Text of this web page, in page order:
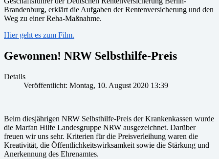
Brandenburg, erklärt die Aufgaben der Rentenversicherung und den
Weg zu einer Reha-Maßnahme.
Hier geht es zum Film.
Gewonnen! NRW Selbsthilfe-Preis
Details
Veröffentlicht: Montag, 10. August 2020 13:39
Beim diesjährigen NRW Selbsthilfe-Preis der Krankenkassen wurde
die Marfan Hilfe Landesgruppe NRW ausgezeichnet. Darüber
freuen wir uns sehr. Kriterien für die Preisverleihung waren die
Kreativität, die Öffentlichkeitswirksamkeit sowie die Stärkung und
Anerkennung des Ehrenamtes.